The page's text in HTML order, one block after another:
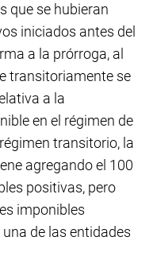
que se hubieran
iniciados antes del
a la prórroga, al
transitoriamente se
a la
en el régimen de
transitorio, la
agregando el 100
positivas, pero
imponibles
de las entidades